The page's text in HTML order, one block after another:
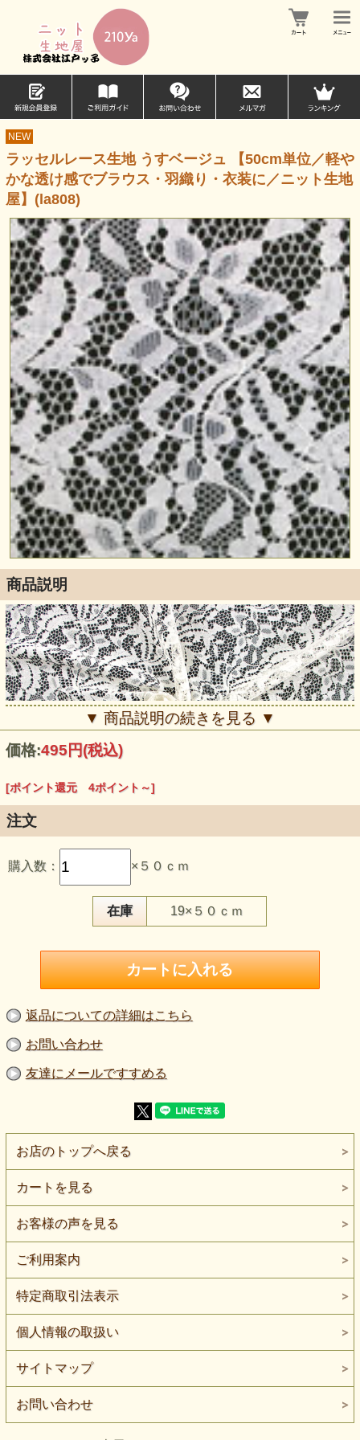
NEW
ラッセルレース生地 うすベージュ 【50cm単位／軽や
かな透け感でブラウス・羽織り・衣装に／ニット生地
屋】(la808)
商品説明
【品 番】la808
【商品名】ラッセルレース生地 うすベージュ
【価 格】450円＋消費税（値下げ）
【素 材】ポリエステル100％
【生地幅】150cm
【販売単位】50cm単位
【生地の厚さ】やや薄い
【ご注意】柄が分かりやすいよう、撮影時は黒背景を使用し
ています。色味は環境により異なります。厚み・伸びは目安
としてご覧ください。
さしい印象のラッセルレース。
透け感を活かしやすく、装い全体を軽くまとめてくれます。
生成りに近い色味のため、 ナチュラルなブラウスや羽織り
はもちろん、 ドレスや衣装制作のベース使いにも取り入れ
やすい表情。
重ね着や切り替えで表情を足したい場面でも、 主張しすぎ
ず、他素材と自然になじみます。
枚です。
レース素材の中では扱いが比較的シンプルで、 初めてレー
スを取り入れる方にも選びやすい質感。
部分使い・トリミングから、 舞台・イベント向けの衣装ま
で、用途の幅が広がります。
【よくある質問】
Q. 家庭用ミシンで縫えますか？
A. はい。細めの針やレース用針を使い、ゆっくり縫うこと
で安定しやすくなります。
け衣装まで幅広く対応できます。
Q. 透け感はありますか？
A. レース特有の透け感があります。重ね着やインナー合わ
せを前提にご検討ください。
▼ 商品説明の続きを見る ▼
価格:495円(税込)
[ポイント還元 4ポイント～]
注文
購入数： ×５０ｃｍ
在庫 19×５０ｃｍ
返品についての詳細はこちら
お問い合わせ
友達にメールですすめる
お店のトップへ戻る
カートを見る
お客様の声を見る
ご利用案内
特定商取引法表示
個人情報の取扱い
サイトマップ
お問い合わせ